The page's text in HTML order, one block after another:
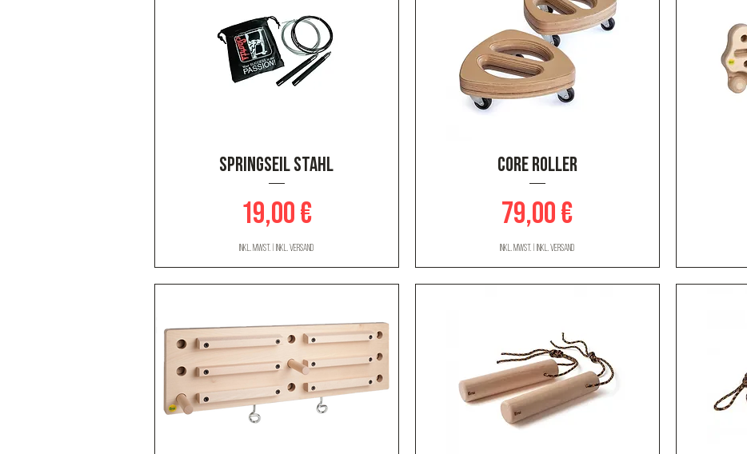
Schnellansicht
Springseil Stahl
Preis
19,00 €
inkl. MwSt. inkl. Versand
Schnellansicht
CORE ROLLER
Preis
79,00 €
inkl. MwSt. inkl. Versand